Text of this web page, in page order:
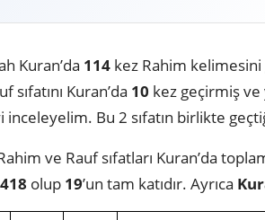
Kuran’da 114 kez Rahim
sıfatını Kuran’da 10 kez geçirmiş ve
inceleyelim. Bu 2 sıfatın birlikte
ve Rauf sıfatları Kuran’da
418 olup 19’un tam katıdır. Ayrıca